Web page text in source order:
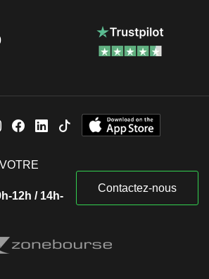
12h / 14h-
Contactez-nous